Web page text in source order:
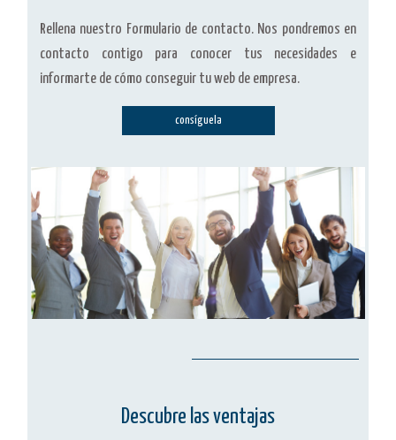
Rellena nuestro Formulario de contacto. Nos pondremos en
contacto contigo para conocer tus necesidades e
informarte de cómo conseguir tu web de empresa.
consíguela
Descubre las ventajas